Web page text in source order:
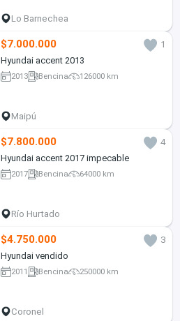
Lo Barnechea
$7.000.000
1
Hyundai accent 2013
2013 Bencina 126000 km
Maipú
$7.800.000
4
Hyundai accent 2017 impecable
2017 Bencina 64000 km
Río Hurtado
$4.750.000
3
Hyundai vendido
2011 Bencina 250000 km
Coronel